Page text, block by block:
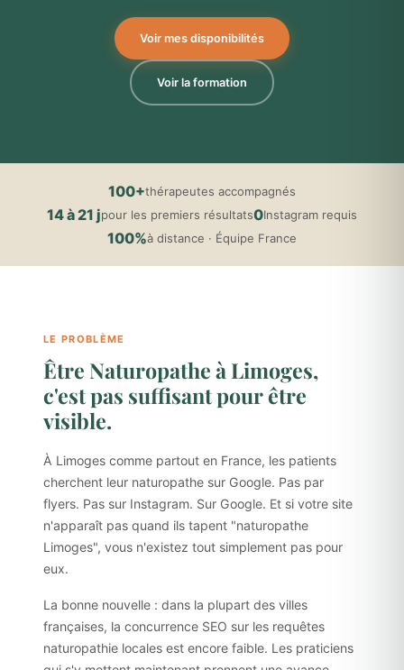
Voir mes disponibilités
Voir la formation
100+thérapeutes accompagnés
14 à 21 jpour les premiers résultats0Instagram requis
100%à distance · Équipe France
LE PROBLÈME
Être Naturopathe à Limoges,
c'est pas suffisant pour être
visible.
À Limoges comme partout en France, les patients
cherchent leur naturopathe sur Google. Pas par
flyers. Pas sur Instagram. Sur Google. Et si votre site
n'apparaît pas quand ils tapent "naturopathe
Limoges", vous n'existez tout simplement pas pour
eux.
La bonne nouvelle : dans la plupart des villes
françaises, la concurrence SEO sur les requêtes
naturopathie locales est encore faible. Les praticiens